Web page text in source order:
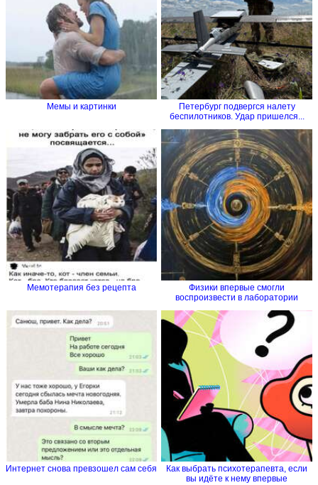
Мемы и картинки
Петербург подвергся налету
беспилотников. Удар пришелся...
Мемотерапия без рецепта
Физики впервые смогли
воспроизвести в лаборатории
Интернет снова превзошел сам себя
Как выбрать психотерапевта, если
вы идёте к нему впервые